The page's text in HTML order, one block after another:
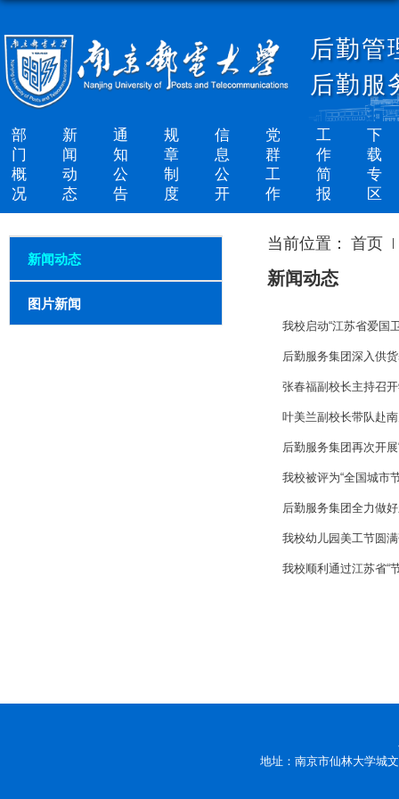
后勤管
后勤服
部
门
概
况
新
闻
动
态
通
知
公
告
规
章
制
度
信
息
公
开
党
群
工
作
工
作
简
报
下
载
专
区
新闻动态
图片新闻
当前位置： 首页
新闻动态
我校启动“江苏省爱国
后勤服务集团深入供
张春福副校长主持召
叶美兰副校长带队赴
后勤服务集团再次开
我校被评为“全国城市
后勤服务集团全力做
我校幼儿园美工节圆
我校顺利通过江苏省“
地址：南京市仙林大学城